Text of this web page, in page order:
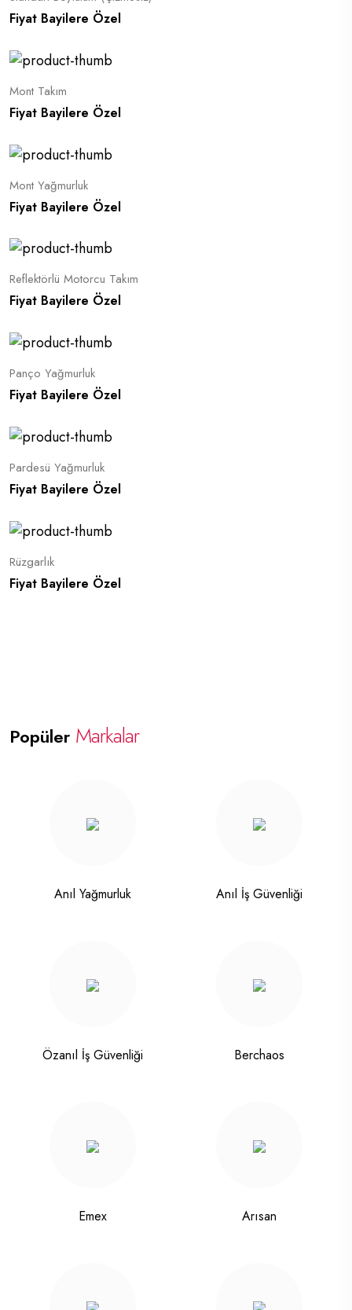
Fiyat Bayilere Özel
Mont Takım
Fiyat Bayilere Özel
Mont Yağmurluk
Fiyat Bayilere Özel
Reflektörlü Motorcu Takım
Fiyat Bayilere Özel
Panço Yağmurluk
Fiyat Bayilere Özel
Pardesü Yağmurluk
Fiyat Bayilere Özel
Rüzgarlık
Fiyat Bayilere Özel
Popüler Markalar
Anıl Yağmurluk Anıl İş Güvenliği
Özanıl İş Güvenliği Berchaos
Emex Arısan